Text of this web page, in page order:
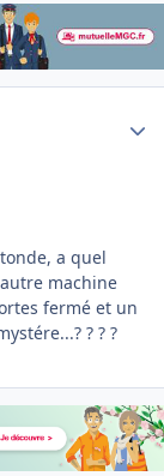
a quel
machine
fermé et un
? ? ?